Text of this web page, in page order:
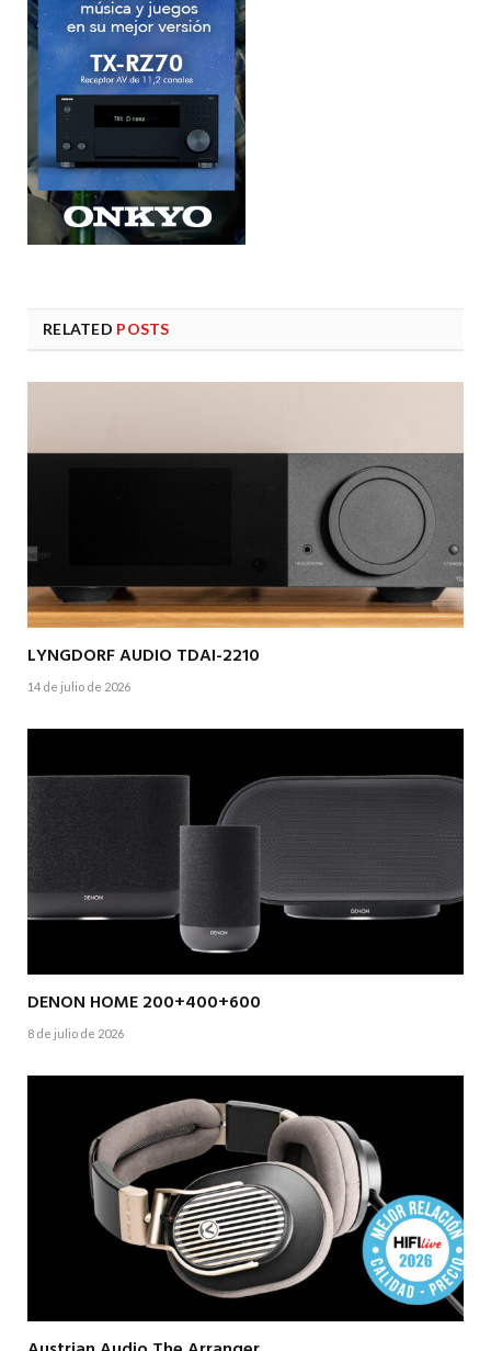
RELATED POSTS
LYNGDORF AUDIO TDAI-2210
14 de julio de 2026
DENON HOME 200+400+600
8 de julio de 2026